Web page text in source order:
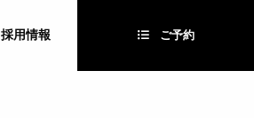
採用情報 ご予約